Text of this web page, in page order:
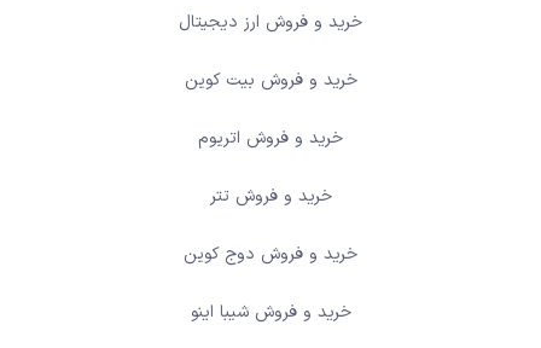
خرید و فروش ارز دیجیتال
خرید و فروش بیت کوین
خرید و فروش اتریوم
خرید و فروش تتر
خرید و فروش دوج کوین
خرید و فروش شیبا اینو